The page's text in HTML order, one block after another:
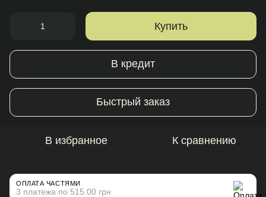
Купить
В кредит
Быстрый заказ
В избранное К сравнению
ОПЛАТА ЧАСТЯМИ
3 платежа по 515.00 грн